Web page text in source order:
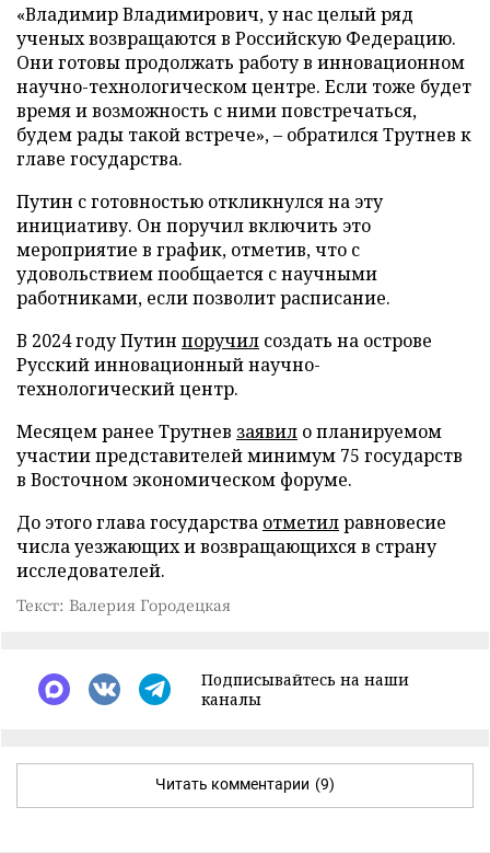
«Владимир Владимирович, у нас целый ряд
ученых возвращаются в Российскую Федерацию.
Они готовы продолжать работу в инновационном
научно-технологическом центре. Если тоже будет
время и возможность с ними повстречаться,
будем рады такой встрече», – обратился Трутнев к
главе государства.
Путин с готовностью откликнулся на эту
инициативу. Он поручил включить это
мероприятие в график, отметив, что с
удовольствием пообщается с научными
работниками, если позволит расписание.
В 2024 году Путин поручил создать на острове
Русский инновационный научно-
технологический центр.
Месяцем ранее Трутнев заявил о планируемом
участии представителей минимум 75 государств
в Восточном экономическом форуме.
До этого глава государства отметилравновесие
числа уезжающих и возвращающихся в страну
исследователей.
Текст: Валерия Городецкая
Подписывайтесь на наши
каналы
Читать комментарии (9)